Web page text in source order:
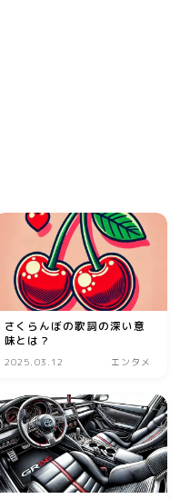
さくらんぼの歌詞の深い意
味とは？
2025.03.12 エンタメ